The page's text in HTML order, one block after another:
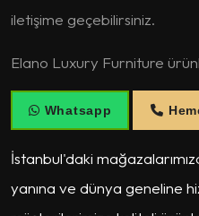
iletişime geçebilirsiniz.
Elano Luxury Furniture
Whatsapp
İstanbul'daki
yanına ve dünya geneline